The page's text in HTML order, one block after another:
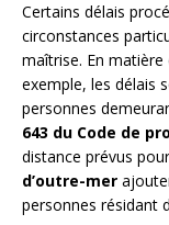
Certains délais
circonstances
maîtrise. En
exemple, les délais
personnes
643 du Code de
distance prévus
d’outre-mer
personnes résidant